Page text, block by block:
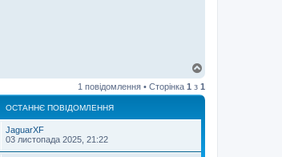
г
о
1 повідомлення • Сторінка 1 з 1
ОСТАННЄ ПОВІДОМЛЕННЯ
JaguarXF
03 листопада 2025, 21:22